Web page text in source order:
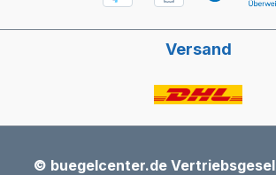
Versand
© buegelcenter.de